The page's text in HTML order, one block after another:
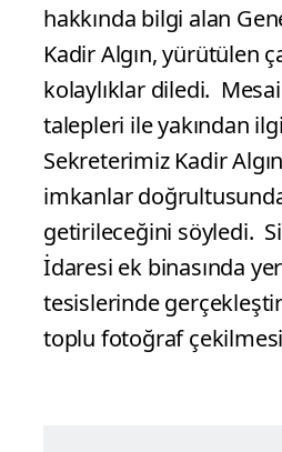
hakkında bilgi alan
Kadir Algın, yürütülen
kolaylıklar diledi.
talepleri ile yakından
Sekreterimiz Kadir
imkanlar
getirileceğini söyledi.
İdaresi ek binasında
tesislerinde
toplu fotoğraf